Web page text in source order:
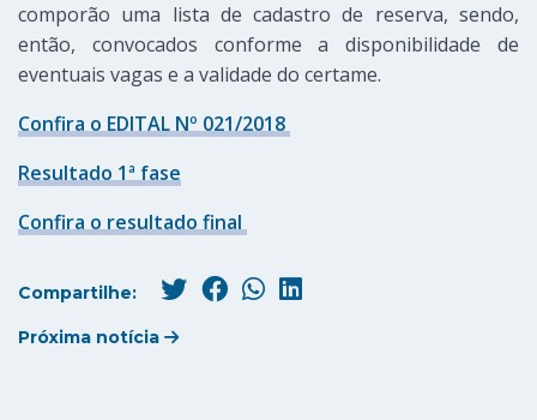
comporão uma lista de cadastro de reserva, sendo,
então, convocados conforme a disponibilidade de
eventuais vagas e a validade do certame.
Confira o EDITAL Nº 021/2018
Resultado 1ª fase
Confira o resultado final
Compartilhe:
Próxima notícia